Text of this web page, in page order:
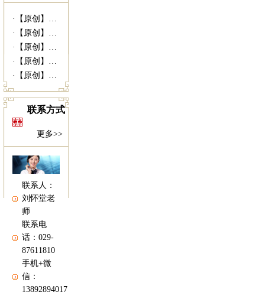
·
【原创】姥爷病危 灵符救命------易...
·
【原创】没有上过大学的千万富商---|西...
·
【原创】我什么时候结婚---西安算命准|...
·
【原创】未行财运就想发财 30万贷款打水...
·
【原创】我向她求婚她会答应吗？---西安...
联系方式
更多>>
联系人：
刘怀堂老
师
联系电
话：029-
87611810
手机+微
信：
13892894017